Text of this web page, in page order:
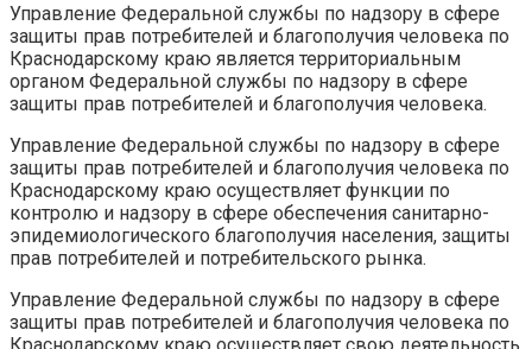
Управление Федеральной службы по надзору в сфере
защиты прав потребителей и благополучия человека по
Краснодарскому краю является территориальным
органом Федеральной службы по надзору в сфере
защиты прав потребителей и благополучия человека.
Управление Федеральной службы по надзору в сфере
защиты прав потребителей и благополучия человека по
Краснодарскому краю осуществляет функции по
контролю и надзору в сфере обеспечения санитарно-
эпидемиологического благополучия населения, защиты
прав потребителей и потребительского рынка.
Управление Федеральной службы по надзору в сфере
защиты прав потребителей и благополучия человека по
Краснодарскому краю осуществляет свою деятельность